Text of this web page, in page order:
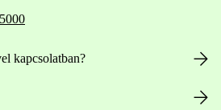
kapcsolatban?